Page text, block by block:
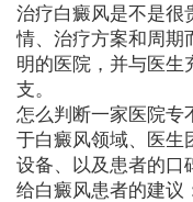
治疗白癜风是不是很
情、治疗方案和周期
明的医院，并与医生
支。
怎么判断一家医院专
于白癜风领域、医生
设备、以及患者的口
给白癜风患者的建议